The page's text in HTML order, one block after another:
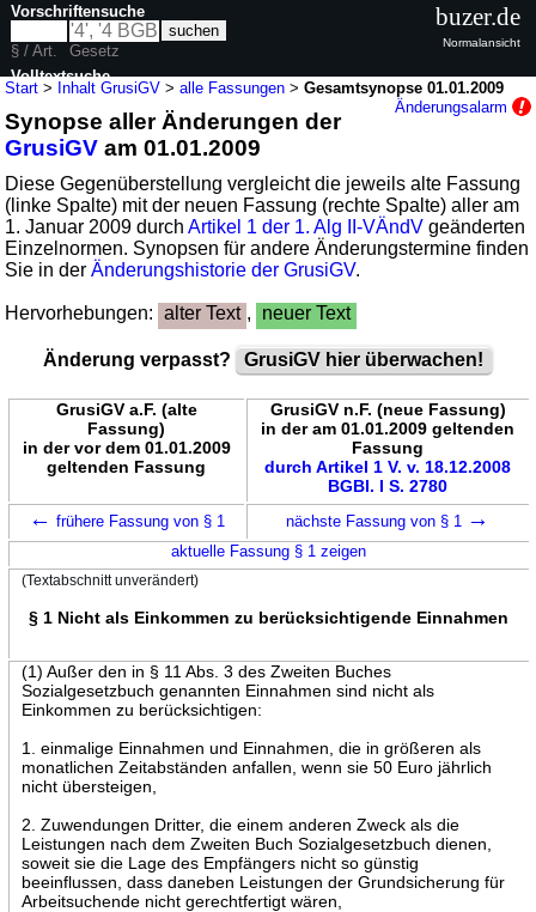
Start > Inhalt GrusiGV >alle Fassungen >Gesamtsynopse 01.01.2009
Änderungsalarm
Synopse aller Änderungen der
GrusiGV am 01.01.2009
Diese Gegenüberstellung vergleicht die jeweils alte Fassung
(linke Spalte) mit der neuen Fassung (rechte Spalte) aller am
1. Januar 2009 durchArtikel 1 der 1. Alg II-VÄndV geänderten
Einzelnormen. Synopsen für andere Änderungstermine finden
Sie in derÄnderungshistorie der GrusiGV.
Hervorhebungen: alter Text , neuer Text
Änderung verpasst? GrusiGV hier überwachen!
GrusiGV a.F. (alte
Fassung)
in der vor dem 01.01.2009
geltenden Fassung
GrusiGV n.F. (neue Fassung)
in der am 01.01.2009 geltenden
Fassung
durch Artikel 1 V. v. 18.12.2008
BGBl. I S. 2780
← frühere Fassung von § 1 nächste Fassung von § 1 →
aktuelle Fassung § 1 zeigen
(Textabschnitt unverändert)
§ 1 Nicht als Einkommen zu berücksichtigende Einnahmen
(1) Außer den in § 11 Abs. 3 des Zweiten Buches
Sozialgesetzbuch genannten Einnahmen sind nicht als
Einkommen zu berücksichtigen:
1. einmalige Einnahmen und Einnahmen, die in größeren als
monatlichen Zeitabständen anfallen, wenn sie 50 Euro jährlich
nicht übersteigen,
2. Zuwendungen Dritter, die einem anderen Zweck als die
Leistungen nach dem Zweiten Buch Sozialgesetzbuch dienen,
soweit sie die Lage des Empfängers nicht so günstig
beeinflussen, dass daneben Leistungen der Grundsicherung für
Arbeitsuchende nicht gerechtfertigt wären,
Vorschriftensuche
§ / Art.
Gesetz
Volltextsuche
nur in GrusiGV
buzer.de
Normalansicht